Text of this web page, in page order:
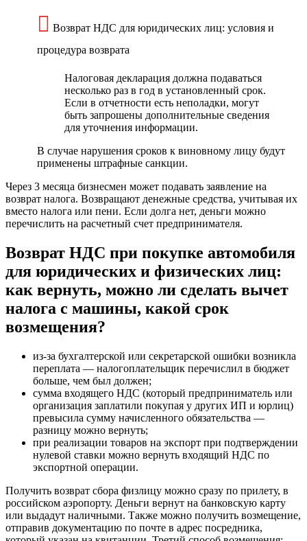
Возврат НДС для юридических лиц: условия и
процедура возврата
Налоговая декларация должна подаваться
несколько раз в год в установленный срок.
Если в отчетности есть неполадки, могут
быть запрошены дополнительные сведения
для уточнения информации.
В случае нарушения сроков к виновному лицу будут
применены штрафные санкции.
Через 3 месяца бизнесмен может подавать заявление на
возврат налога. Возвращают денежные средства, учитывая их
вместо налога или пени. Если долга нет, деньги можно
перечислить на расчетный счет предпринимателя.
Возврат НДС при покупке автомобиля
для юридических и физических лиц:
как вернуть, можно ли сделать вычет
налога с машины, какой срок
возмещения?
из-за бухгалтерской или секретарской ошибки возникла
переплата — налогоплательщик перечислил в бюджет
больше, чем был должен;
сумма входящего НДС (который предприниматель или
организация заплатили покупая у других ИП и юрлиц)
превысила сумму начисленного обязательства —
разницу можно вернуть;
при реализации товаров на экспорт при подтверждении
нулевой ставки можно вернуть входящий НДС по
экспортной операции.
Получить возврат сбора физлицу можно сразу по прилету, в
российском аэропорту. Деньги вернут на банковскую карту
или выдадут наличными. Также можно получить возмещение,
отправив документацию по почте в адрес посредника,